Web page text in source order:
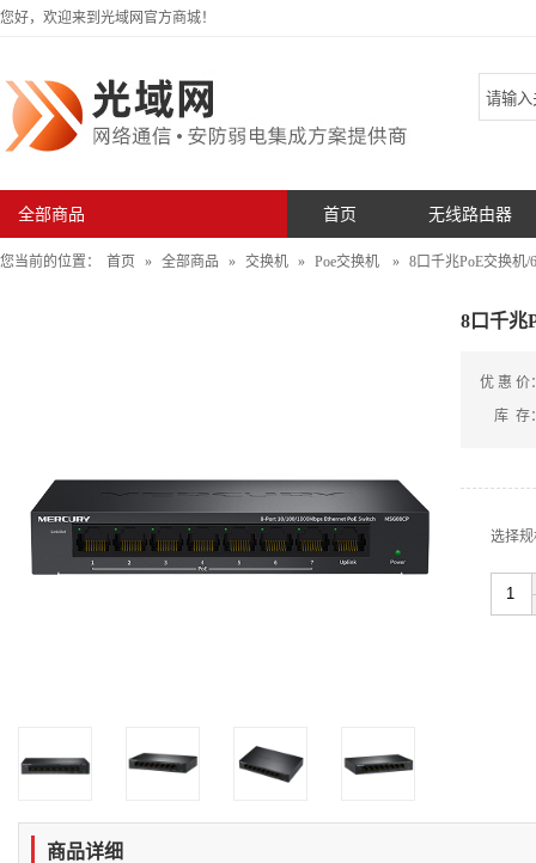
您好，欢迎来到光域网官方商城！
首页 无线路由器
全部商品
您当前的位置： 首页 » 全部商品 » 交换机 » Poe交换机 » 8口千兆PoE交换机/
8口千兆
优 惠 价
库 存
选择
商品详细